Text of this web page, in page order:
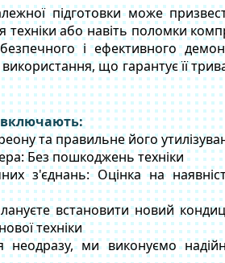
підготовки може
або навіть поломки
і ефективного
що гарантує її
включають:
та правильне його
Без пошкоджень техніки
з'єднань: Оцінка на
встановити новий
техніки
ми виконуємо